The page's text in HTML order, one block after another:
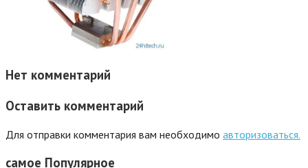
Нет комментарий
Оставить комментарий
Для отправки комментария вам необходимо авторизоваться.
самое Популярное